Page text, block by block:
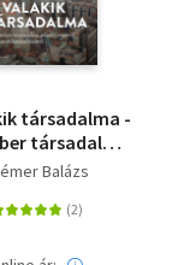
társadalma -
társadalmi
és
Balázs